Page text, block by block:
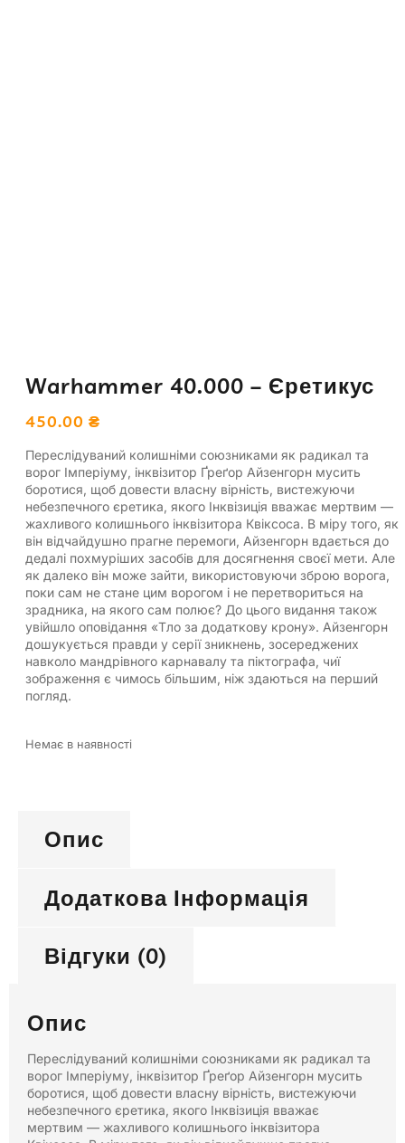
Warhammer 40.000 – Єретикус
450.00 ₴
Переслідуваний колишніми союзниками як радикал та
ворог Імперіуму, інквізитор Ґреґор Айзенгорн мусить
боротися, щоб довести власну вірність, вистежуючи
небезпечного єретика, якого Інквізиція вважає мертвим —
жахливого колишнього інквізитора Квіксоса. В міру того, як
він відчайдушно прагне перемоги, Айзенгорн вдається до
дедалі похмуріших засобів для досягнення своєї мети. Але
як далеко він може зайти, використовуючи зброю ворога,
поки сам не стане цим ворогом і не перетвориться на
зрадника, на якого сам полює? До цього видання також
увійшло оповідання «Тло за додаткову крону». Айзенгорн
дошукується правди у серії зникнень, зосереджених
навколо мандрівного карнавалу та піктографа, чиї
зображення є чимось більшим, ніж здаються на перший
погляд.
Немає в наявності
Опис
Додаткова Інформація
Відгуки (0)
Опис
Переслідуваний колишніми союзниками як радикал та
ворог Імперіуму, інквізитор Ґреґор Айзенгорн мусить
боротися, щоб довести власну вірність, вистежуючи
небезпечного єретика, якого Інквізиція вважає
мертвим — жахливого колишнього інквізитора